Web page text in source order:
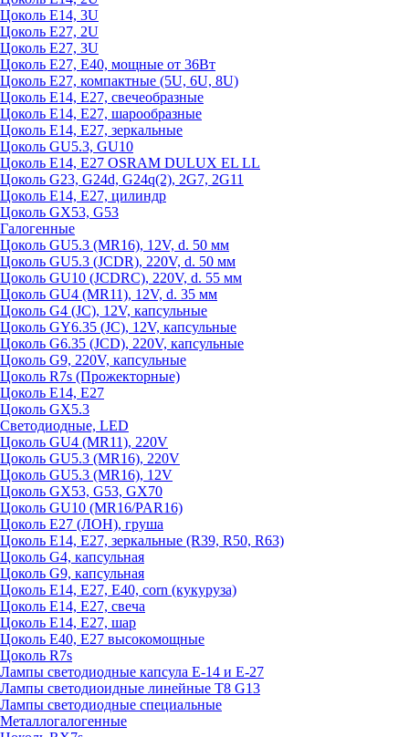
Цоколь Е14, 3U
Цоколь Е27, 2U
Цоколь Е27, 3U
Цоколь Е27, Е40, мощные от 36Вт
Цоколь Е27, компактные (5U, 6U, 8U)
Цоколь Е14, Е27, свечеобразные
Цоколь Е14, Е27, шарообразные
Цоколь Е14, Е27, зеркальные
Цоколь GU5.3, GU10
Цоколь Е14, Е27 OSRAM DULUX EL LL
Цоколь G23, G24d, G24q(2), 2G7, 2G11
Цоколь Е14, Е27, цилиндр
Цоколь GX53, G53
Галогенные
Цоколь GU5.3 (MR16), 12V, d. 50 мм
Цоколь GU5.3 (JCDR), 220V, d. 50 мм
Цоколь GU10 (JCDRC), 220V, d. 55 мм
Цоколь GU4 (MR11), 12V, d. 35 мм
Цоколь G4 (JC), 12V, капсульные
Цоколь GY6.35 (JC), 12V, капсульные
Цоколь G6.35 (JCD), 220V, капсульные
Цоколь G9, 220V, капсульные
Цоколь R7s (Прожекторные)
Цоколь E14, E27
Цоколь GX5.3
Светодиодные, LED
Цоколь GU4 (MR11), 220V
Цоколь GU5.3 (MR16), 220V
Цоколь GU5.3 (MR16), 12V
Цоколь GX53, G53, GX70
Цоколь GU10 (MR16/PAR16)
Цоколь Е27 (ЛОН), груша
Цоколь Е14, Е27, зеркальные (R39, R50, R63)
Цоколь G4, капсульная
Цоколь G9, капсульная
Цоколь Е14, Е27, Е40, corn (кукуруза)
Цоколь Е14, Е27, свеча
Цоколь Е14, Е27, шар
Цоколь Е40, Е27 высокомощные
Цоколь R7s
Лампы светодиодные капсула Е-14 и Е-27
Лампы светодиоидные линейные T8 G13
Лампы светодиодные специальные
Металлогалогенные